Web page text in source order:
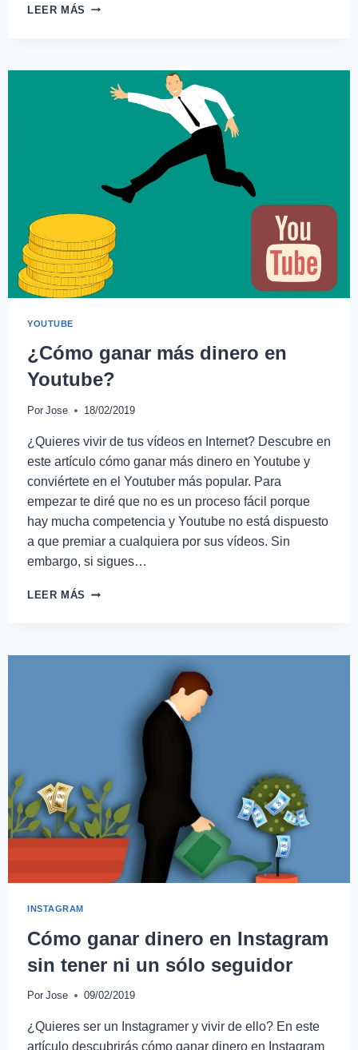
LEER MÁS
YOUTUBE
¿Cómo ganar más dinero en
Youtube?
Por Jose 18/02/2019
¿Quieres vivir de tus vídeos en Internet? Descubre en
este artículo cómo ganar más dinero en Youtube y
conviértete en el Youtuber más popular. Para
empezar te diré que no es un proceso fácil porque
hay mucha competencia y Youtube no está dispuesto
a que premiar a cualquiera por sus vídeos. Sin
embargo, si sigues…
LEER MÁS
INSTAGRAM
Cómo ganar dinero en Instagram
sin tener ni un sólo seguidor
Por Jose 09/02/2019
¿Quieres ser un Instagramer y vivir de ello? En este
artículo descubrirás cómo ganar dinero en Instagram